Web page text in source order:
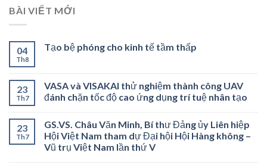
BÀI VIẾT MỚI
04
Th8
Tạo bệ phóng cho kinh tế tầm thấp
23
Th7
VASA và VISAKAI thử nghiệm thành công UAV
đánh chặn tốc độ cao ứng dụng trí tuệ nhân tạo
23
Th7
GS.VS. Châu Văn Minh, Bí thư Đảng ủy Liên hiệp
Hội Việt Nam tham dự Đại hội Hội Hàng không –
Vũ trụ Việt Nam lần thứ V